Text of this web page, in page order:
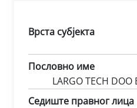
Врста субјекта
Пословно име
LARGO TECH
Седиште правног лица